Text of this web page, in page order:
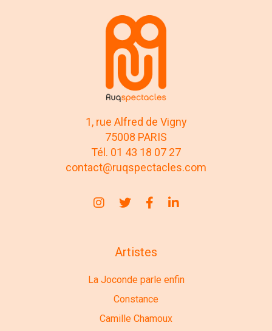
1, rue Alfred de Vigny
75008 PARIS
Tél. 01 43 18 07 27
contact@ruqspectacles.com
Artistes
La Joconde parle enfin
Constance
Camille Chamoux